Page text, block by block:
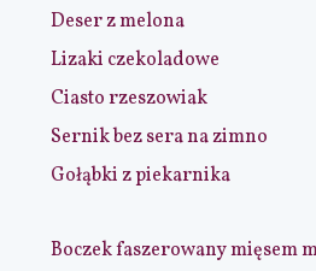
Deser z melona
Lizaki czekoladowe
Ciasto rzeszowiak
Sernik bez sera na zimno
Gołąbki z piekarnika
Boczek faszerowany mięsem